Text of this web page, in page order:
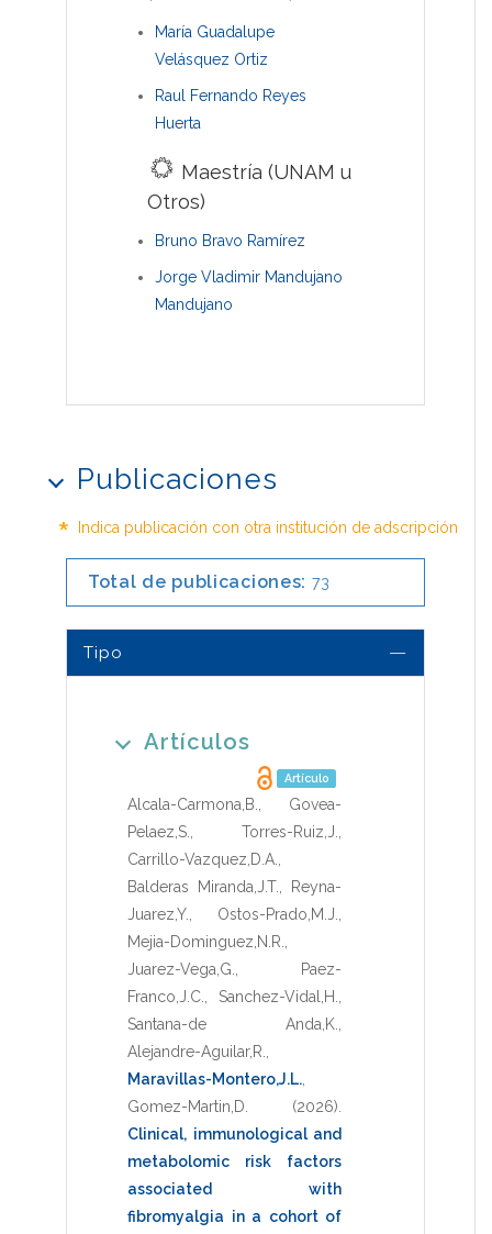
María Guadalupe
Velásquez Ortiz
Raul Fernando Reyes
Huerta
Maestría (UNAM u
Otros)
Bruno Bravo Ramírez
Jorge Vladimir Mandujano
Mandujano
Publicaciones
* Indica publicación con otra institución de adscripción
Total de publicaciones: 73
Tipo
Artículos
Artículo
Alcala-Carmona,B.
Govea-
Pelaez,S.
Torres-Ruiz,J.
Carrillo-Vazquez,D.A.
Balderas Miranda,J.T.
Reyna-
Juarez,Y.
Ostos-Prado,M.J.
Mejia-Dominguez,N.R.
Juarez-Vega,G.
Paez-
Franco,J.C.
Sanchez-Vidal,H.
Santana-de Anda,K.
Alejandre-Aguilar,R.
Maravillas-Montero,J.L.
Gomez-Martin,D.
(2026)
Clinical, immunological and
metabolomic risk factors
associated with
fibromyalgia in a cohort of